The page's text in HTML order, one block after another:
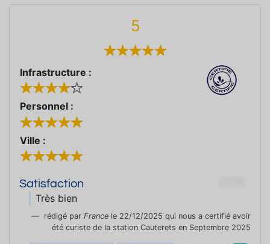
5
Infrastructure :
Personnel :
Ville :
Satisfaction
Très bien
rédigé par France le 22/12/2025 qui nous a certifié avoir
été curiste de la station Cauterets en Septembre 2025